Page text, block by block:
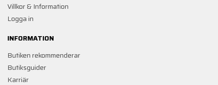
Villkor & Information
Logga in
INFORMATION
Butiken rekommenderar
Butiksguider
Karriär